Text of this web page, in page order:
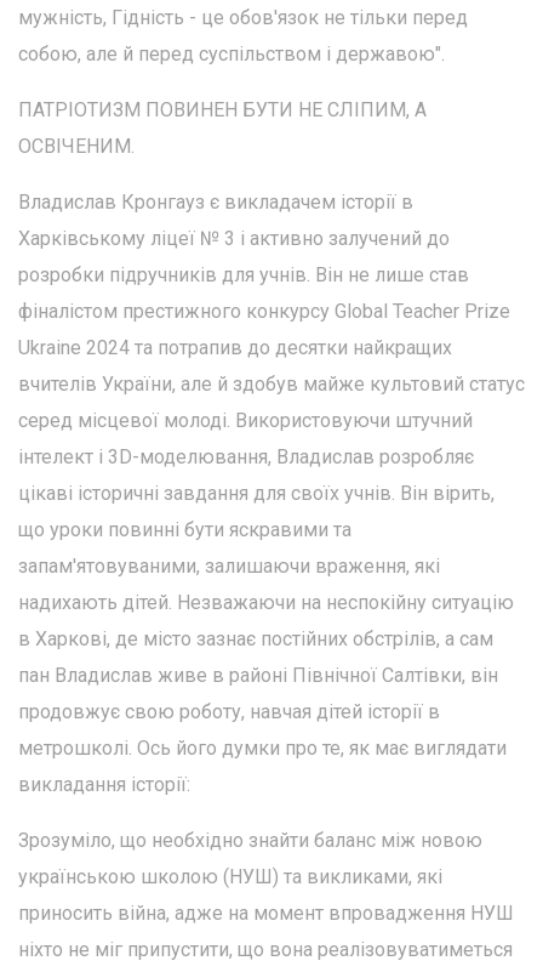
мужність, Гідність - це обов'язок не тільки перед
собою, але й перед суспільством і державою".
ПАТРІОТИЗМ ПОВИНЕН БУТИ НЕ СЛІПИМ, А
ОСВІЧЕНИМ.
Владислав Кронгауз є викладачем історії в
Харківському ліцеї № 3 і активно залучений до
розробки підручників для учнів. Він не лише став
фіналістом престижного конкурсу Global Teacher Prize
Ukraine 2024 та потрапив до десятки найкращих
вчителів України, але й здобув майже культовий статус
серед місцевої молоді. Використовуючи штучний
інтелект і 3D-моделювання, Владислав розробляє
цікаві історичні завдання для своїх учнів. Він вірить,
що уроки повинні бути яскравими та
запам'ятовуваними, залишаючи враження, які
надихають дітей. Незважаючи на неспокійну ситуацію
в Харкові, де місто зазнає постійних обстрілів, а сам
пан Владислав живе в районі Північної Салтівки, він
продовжує свою роботу, навчая дітей історії в
метрошколі. Ось його думки про те, як має виглядати
викладання історії:
Зрозуміло, що необхідно знайти баланс між новою
українською школою (НУШ) та викликами, які
приносить війна, адже на момент впровадження НУШ
ніхто не міг припустити, що вона реалізовуватиметься